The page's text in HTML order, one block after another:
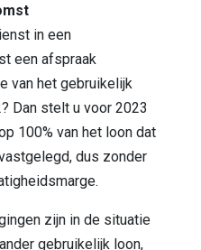
in een
een afspraak
van het gebruikelijk
Dan stelt u voor 2023
100% van het loon dat
dus zonder
zijn in de situatie
gebruikelijk loon,